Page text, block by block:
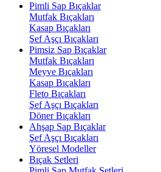
Pimli Sap Bıçaklar
Mutfak Bıçakları
Kasap Bıçakları
Şef Aşçı Bıçakları
Pimsiz Sap Bıçaklar
Mutfak Bıçakları
Meyve Bıçakları
Kasap Bıçakları
Fleto Bıçakları
Şef Aşçı Bıçakları
Döner Bıçakları
Ahşap Sap Bıçaklar
Şef Aşçı Bıçakları
Yöresel Modeller
Bıçak Setleri